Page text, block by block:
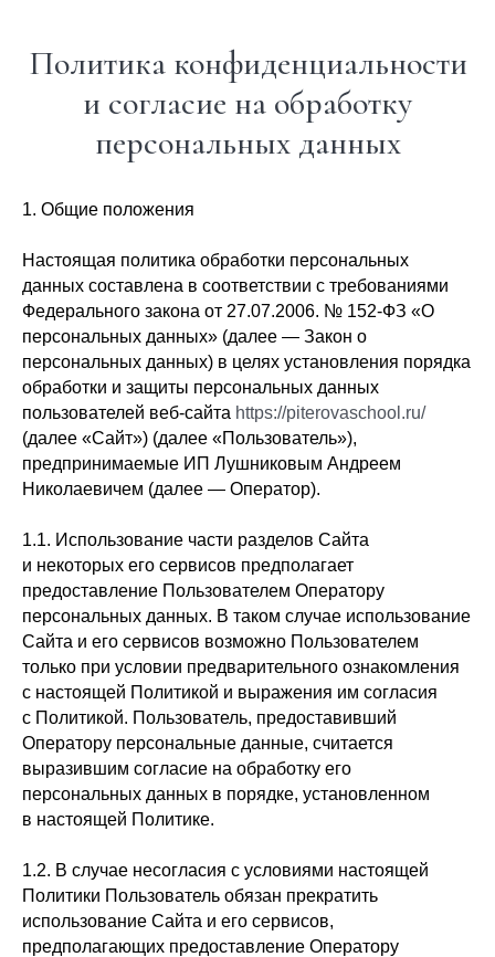
Политика конфиденциальности
и согласие на обработку
персональных данных
1. Общие положения
Настоящая политика обработки персональных
данных составлена в соответствии с требованиями
Федерального закона от 27.07.2006. № 152-ФЗ «О
персональных данных» (далее — Закон о
персональных данных) в целях установления порядка
обработки и защиты персональных данных
пользователей веб-сайта https://piterovaschool.ru/
(далее «Сайт») (далее «Пользователь»),
предпринимаемые ИП Лушниковым Андреем
Николаевичем (далее — Оператор).
1.1. Использование части разделов Сайта
и некоторых его сервисов предполагает
предоставление Пользователем Оператору
персональных данных. В таком случае использование
Сайта и его сервисов возможно Пользователем
только при условии предварительного ознакомления
с настоящей Политикой и выражения им согласия
с Политикой. Пользователь, предоставивший
Оператору персональные данные, считается
выразившим согласие на обработку его
персональных данных в порядке, установленном
в настоящей Политике.
1.2. В случае несогласия с условиями настоящей
Политики Пользователь обязан прекратить
использование Сайта и его сервисов,
предполагающих предоставление Оператору